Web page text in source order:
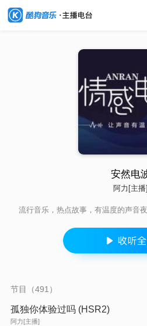
安然电
阿力[主播]
流行音乐，热点故事，有温度的声音
节目（491）
孤独你体验过吗 (HSR2)
阿力[主播]